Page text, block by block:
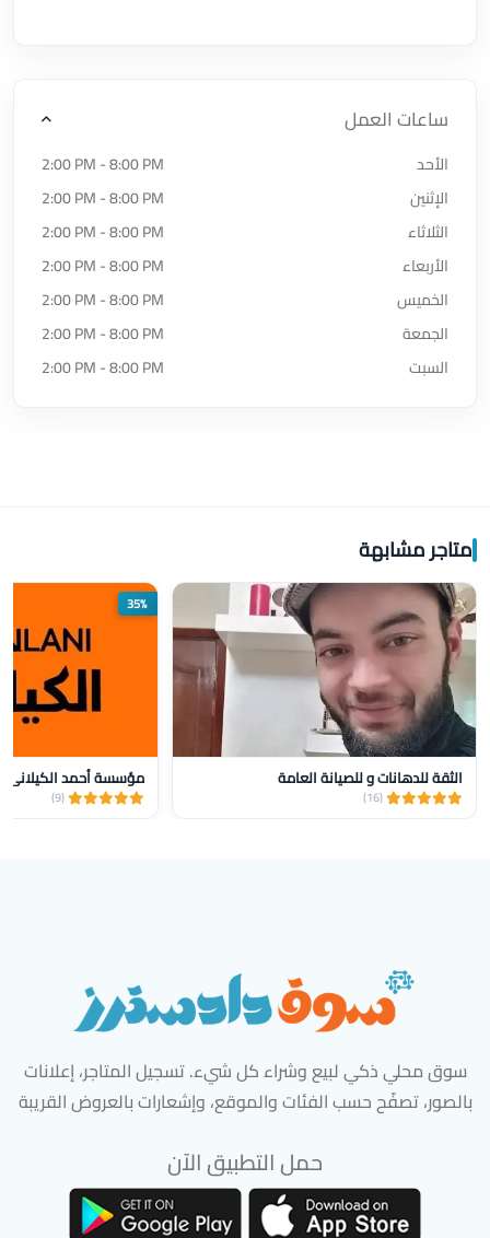
ساعات العمل
الأحد
2:00 PM - 8:00 PM
الإثنين
2:00 PM - 8:00 PM
الثلاثاء
2:00 PM - 8:00 PM
الأربعاء
2:00 PM - 8:00 PM
الخميس
2:00 PM - 8:00 PM
الجمعة
2:00 PM - 8:00 PM
السبت
2:00 PM - 8:00 PM
متاجر مشابهة
الثقة للدهانات و للصيانة العامة
(16)
35%
(9)
سوق محلي ذكي لبيع وشراء كل شيء. تسجيل المتاجر، إعلانات
بالصور، تصفّح حسب الفئات والموقع، وإشعارات بالعروض القريبة
حمل التطبيق الآن